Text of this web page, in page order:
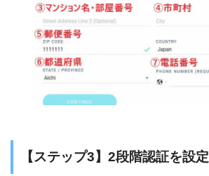
【ステップ3】2段階認証を設定